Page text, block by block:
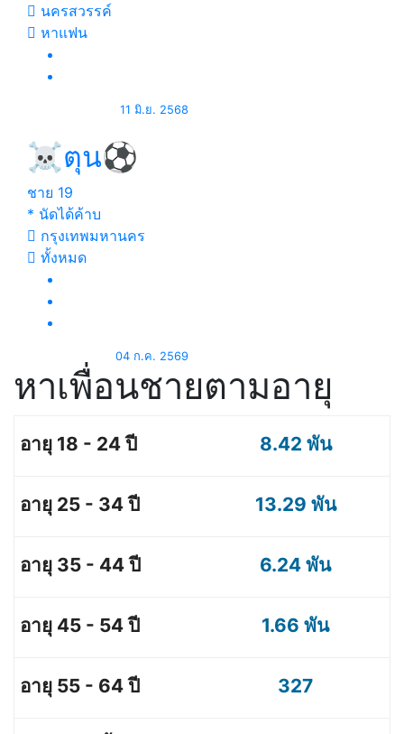
นครสวรรค์
หาแฟน
11 มิ.ย. 2568
☠️ตุน⚽
ชาย 19
* นัดได้ค้าบ
กรุงเทพมหานคร
ทั้งหมด
04 ก.ค. 2569
หาเพื่อนชายตามอายุ
8.42 พัน
13.29 พัน
6.24 พัน
1.66 พัน
327